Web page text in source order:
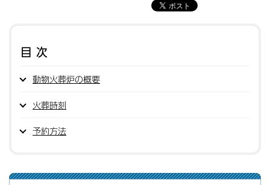
目次
動物火葬炉の概要
火葬時刻
予約方法